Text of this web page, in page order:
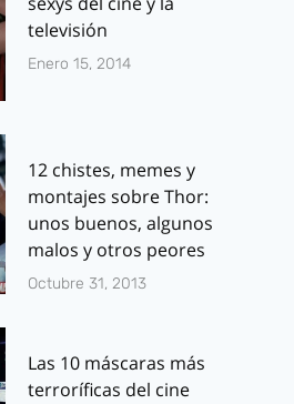
televisión
Enero 15, 2014
12 chistes, memes y
montajes sobre Thor:
unos buenos, algunos
malos y otros peores
Octubre 31, 2013
Las 10 máscaras más
terroríficas del cine